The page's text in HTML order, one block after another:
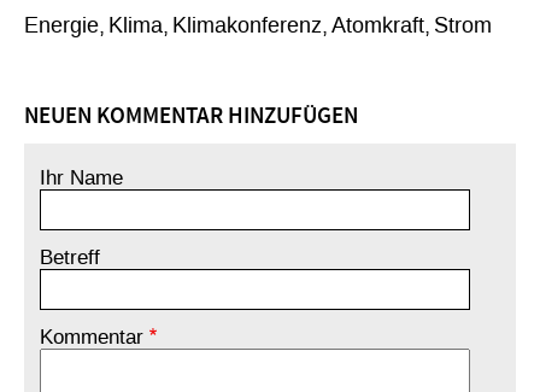
Energie Klima Klimakonferenz Atomkraft Strom
NEUEN KOMMENTAR HINZUFÜGEN
Ihr Name
Betreff
Kommentar